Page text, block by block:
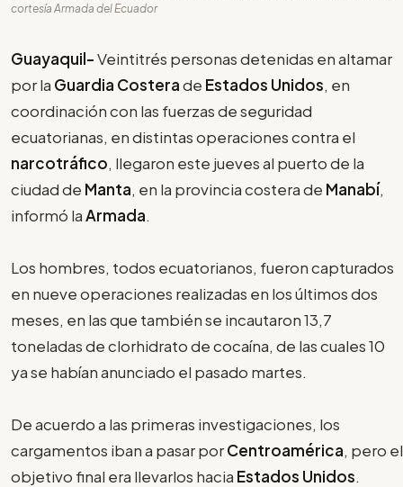
cortesía Armada del Ecuador
Guayaquil-Veintitrés personas detenidas en altamar
por la Guardia Costerade Estados Unidos, en
coordinación con las fuerzas de seguridad
ecuatorianas, en distintas operaciones contra el
narcotráfico, llegaron este jueves al puerto de la
ciudad de Manta, en la provincia costera de Manabí,
informó laArmada.
Los hombres, todos ecuatorianos, fueron capturados
en nueve operaciones realizadas en los últimos dos
meses, en las que también se incautaron 13,7
toneladas de clorhidrato de cocaína, de las cuales 10
ya se habían anunciado el pasado martes.
De acuerdo a las primeras investigaciones, los
cargamentos iban a pasar porCentroamérica, pero el
objetivo final era llevarlos hacia Estados Unidos.